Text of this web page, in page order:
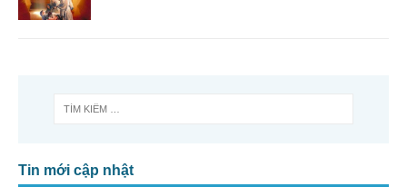
Tin mới cập nhật